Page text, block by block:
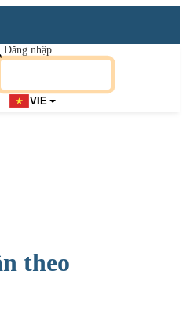
Đăng nhập
VIE
theo